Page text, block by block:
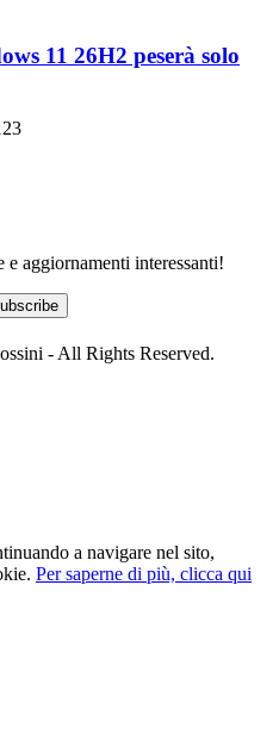
11 26H2 peserà solo
aggiornamenti interessanti!
- All Rights Reserved.
a navigare nel sito,
Per saperne di più, clicca qui